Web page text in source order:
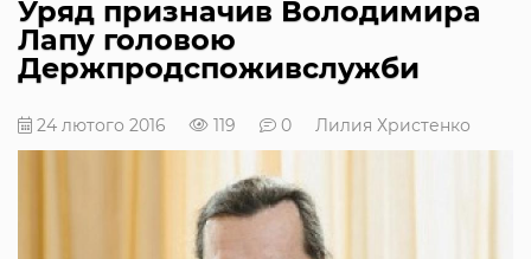
Уряд призначив Володимира
Лапу головою
Держпродспоживслужби
24 лютого 2016 119 0 Лилия Христенко